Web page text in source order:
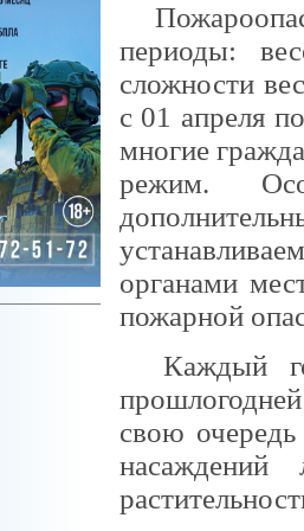
периоды:
сложности
с 01 апреля
многие
режим.
органами
пожарной
Каждый
свою
насаждений